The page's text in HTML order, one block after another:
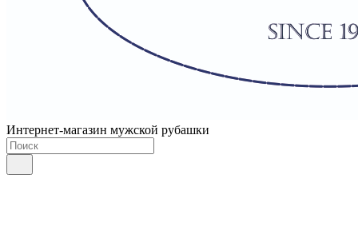
Интернет-магазин мужской рубашки